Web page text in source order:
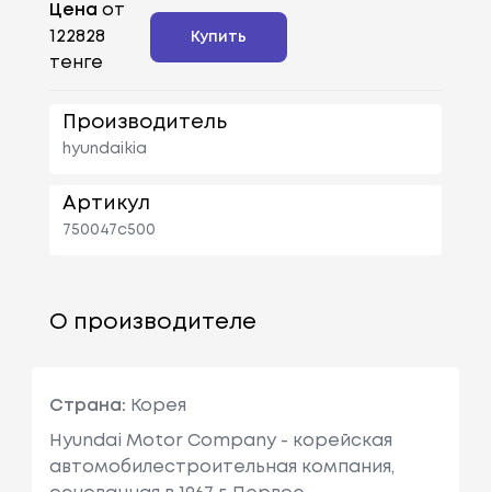
Цена от
122828
тенге
Купить
Производитель
hyundaikia
Артикул
750047c500
О производителе
Страна: Корея
Hyundai Motor Company - корейская
автомобилестроительная компания,